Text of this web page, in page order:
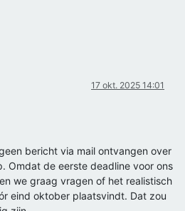
17 okt. 2025 14:01
bericht via mail ontvangen over
Omdat de eerste deadline voor ons
we graag vragen of het realistisch
eind oktober plaatsvindt. Dat zou